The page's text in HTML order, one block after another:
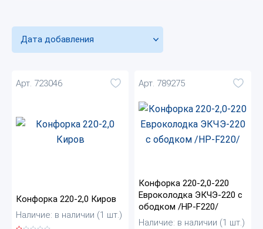
Дата добавления
Арт. 723046
Конфорка 220-2,0 Киров
Наличие: в наличии (1 шт.)
Арт. 789275
Конфорка 220-2,0-220
Евроколодка ЭКЧЭ-220 с
ободком /HP-F220/
Наличие: в наличии (1 шт.)